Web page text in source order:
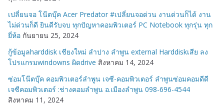
เปลี่ยนจอ โน๊ตบุ๊ค Acer Predator #เปลี่ยนจอด่วน งานด่วนก็ได้ งาน
ไม่ด่วนก็ดี ยินดีรับจบ ทุกปัญหาคอมพิวเตอร์ PC Notebook ทุกรุ่น ทุก
ยี่ห้อ กันยายน 25, 2024
กู้ข้อมูลharddisk เชียงใหม่ ลำปาง ลำพูน external Harddiskเสีย ลง
โปรแกรมwindowns ผิดdrive สิงหาคม 14, 2024
ซ่อมโน๊ตบุ๊ค คอมพิวเตอร์ลำพูน เจซี-คอมพิวเตอร์ ลำพูนซ่อมคอมดีดี
เจซีคอมพิวเตอร์ :ช่างคอมลำพูน อ.เมืองลำพูน 098-696-4544
สิงหาคม 11, 2024